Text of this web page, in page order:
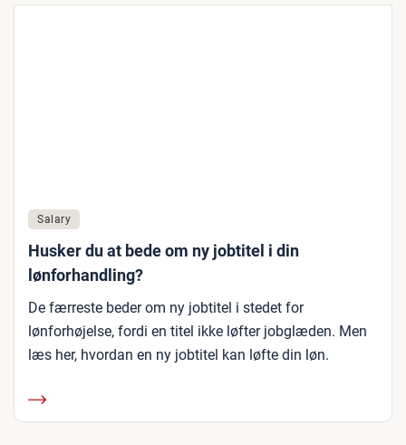
Salary
Husker du at bede om ny jobtitel i din
lønforhandling?
De færreste beder om ny jobtitel i stedet for
lønforhøjelse, fordi en titel ikke løfter jobglæden. Men
læs her, hvordan en ny jobtitel kan løfte din løn.